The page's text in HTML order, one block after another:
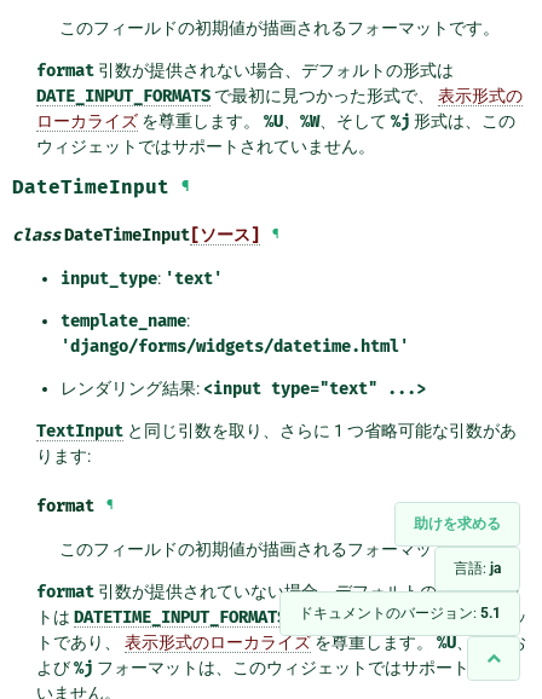
助けを求める
言語: ja
ドキュメントのバージョン: 5.1
このフィールドの初期値が描画されるフォーマットです。
format引数が提供されない場合、デフォルトの形式は
DATE_INPUT_FORMATSで最初に見つかった形式で、 表示形式の
ローカライズを尊重します。 %U、 %W、そして %j 形式は、この
ウィジェットではサポートされていません。
DateTimeInput ¶
classDateTimeInput [ソース] ¶
input_type: 'text'
template_name:
'django/forms/widgets/datetime.html'
レンダリング結果: <input type="text" ...>
TextInputと同じ引数を取り、さらに 1 つ省略可能な引数があ
ります:
format ¶
このフィールドの初期値が描画されるフォーマットです。
format引数が提供されていない場合、デフォルトのフォーマッ
トは DATETIME_INPUT_FORMATS
で見つかった最初のフォーマッ
トであり、 表示形式のローカライズを尊重します。%U、%W、お
よび%j フォーマットは、このウィジェットではサポートされて
いません。